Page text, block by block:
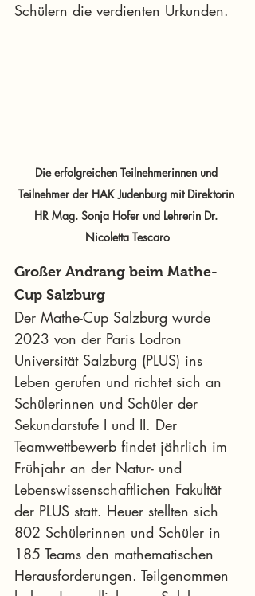
Schülern die verdienten Urkunden.
Die erfolgreichen Teilnehmerinnen und
Teilnehmer der HAK Judenburg mit Direktorin
HR Mag. Sonja Hofer und Lehrerin Dr.
Nicoletta Tescaro
Großer Andrang beim Mathe-
Cup Salzburg
Der Mathe-Cup Salzburg wurde
2023 von der Paris Lodron
Universität Salzburg (PLUS) ins
Leben gerufen und richtet sich an
Schülerinnen und Schüler der
Sekundarstufe I und II. Der
Teamwettbewerb findet jährlich im
Frühjahr an der Natur- und
Lebenswissenschaftlichen Fakultät
der PLUS statt. Heuer stellten sich
802 Schülerinnen und Schüler in
185 Teams den mathematischen
Herausforderungen. Teilgenommen